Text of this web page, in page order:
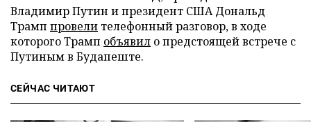
Владимир Путин и президент США Дональд
Трамп провели телефонный разговор, в ходе
которого Трамп объявил о предстоящей встрече с
Путиным в Будапеште.
СЕЙЧАС ЧИТАЮТ